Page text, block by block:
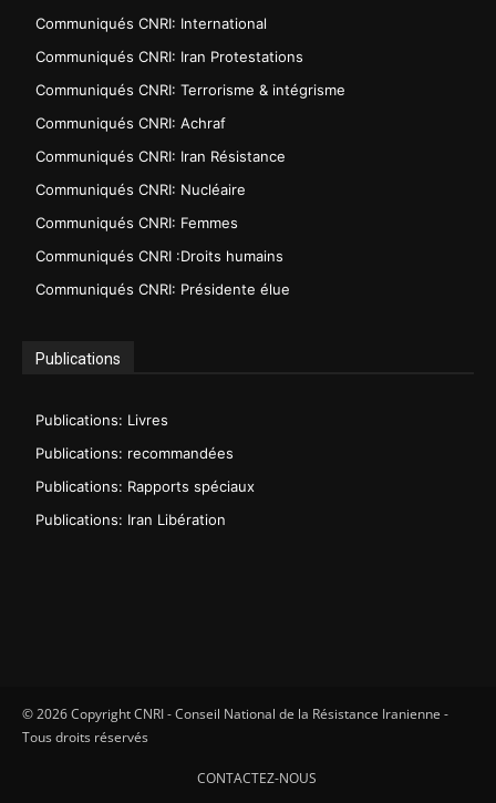
Communiqués CNRI: International
Communiqués CNRI: Iran Protestations
Communiqués CNRI: Terrorisme & intégrisme
Communiqués CNRI: Achraf
Communiqués CNRI: Iran Résistance
Communiqués CNRI: Nucléaire
Communiqués CNRI: Femmes
Communiqués CNRI :Droits humains
Communiqués CNRI: Présidente élue
Publications
Publications: Livres
Publications: recommandées
Publications: Rapports spéciaux
Publications: Iran Libération
© 2026 Copyright CNRI - Conseil National de la Résistance Iranienne -
Tous droits réservés
CONTACTEZ-NOUS